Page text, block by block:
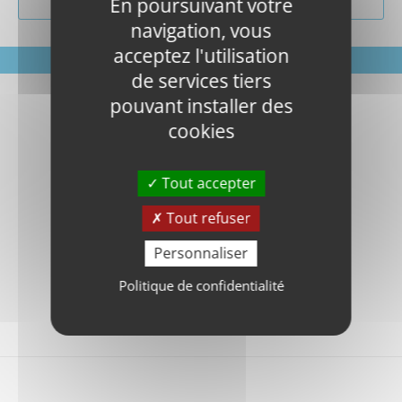
navigation, vous
acceptez l'utilisation
de services tiers
pouvant installer des
cookies
Tout accepter
Tout refuser
Personnaliser
Politique de confidentialité
Gérer les cookies tag.fr